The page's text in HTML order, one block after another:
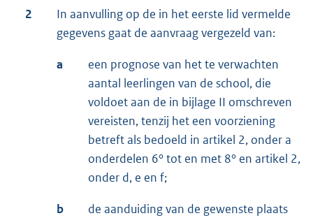
2
In aanvulling op de in het eerste lid vermelde
gegevens gaat de aanvraag vergezeld van:
a
een prognose van het te verwachten
aantal leerlingen van de school, die
voldoet aan de in bijlage II omschreven
vereisten, tenzij het een voorziening
betreft als bedoeld in artikel 2, onder a
onderdelen 6° tot en met 8° en artikel 2,
onder d, e en f;
b
de aanduiding van de gewenste plaats